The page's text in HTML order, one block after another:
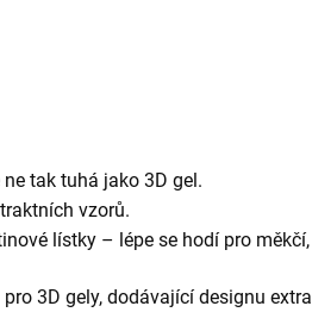
tak tuhá jako 3D gel.
vzorů.
lístky – lépe se hodí pro měkčí,
3D gely, dodávající designu extra